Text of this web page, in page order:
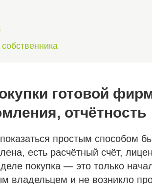
готовой
отчётность
простым способом
есть расчётный счёт,
покупка — это только
владельцем и не возникло